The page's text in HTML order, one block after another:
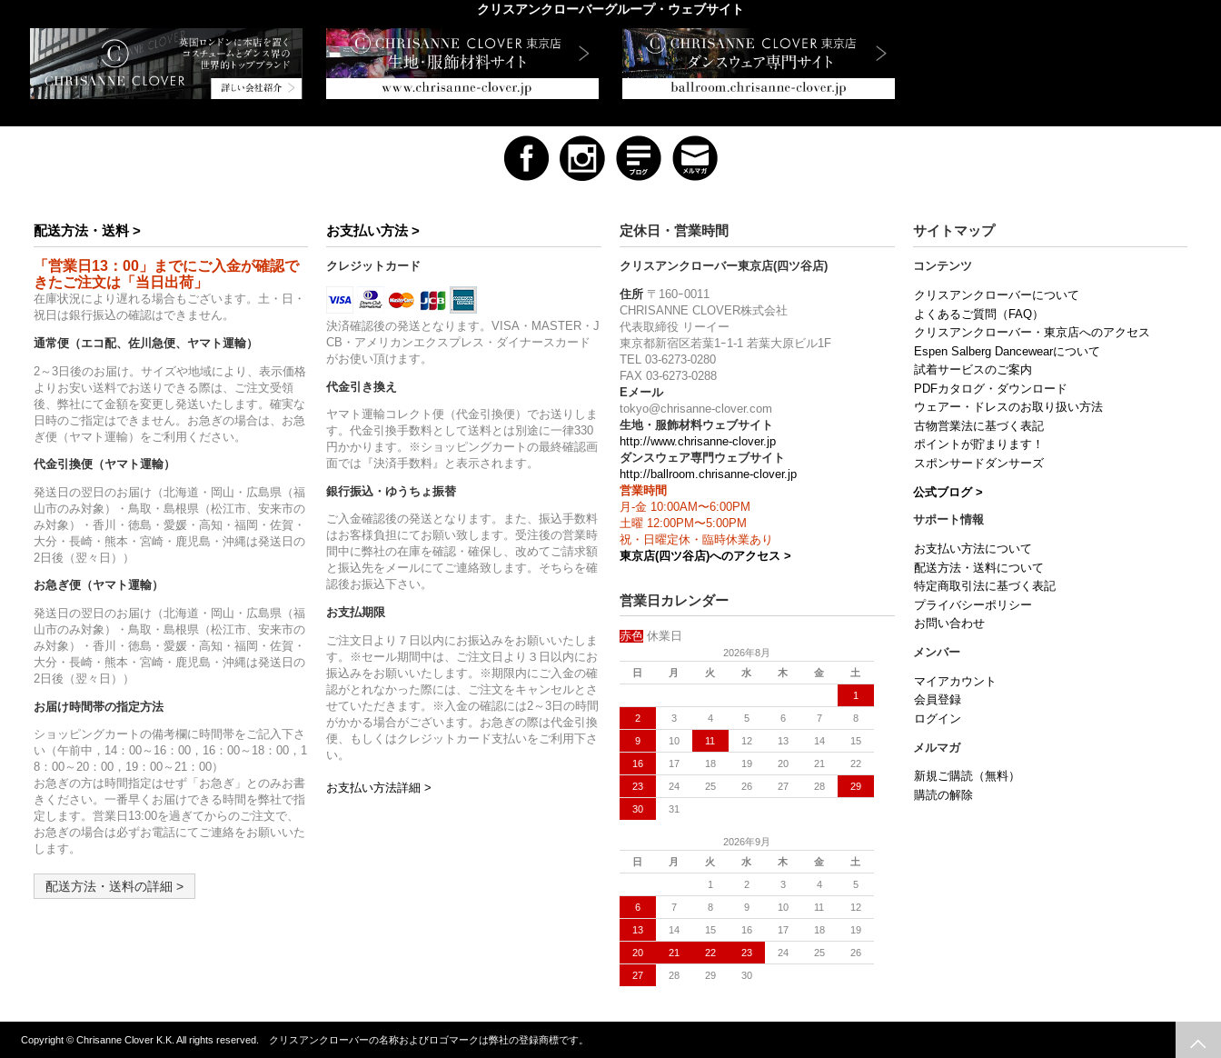
クリスアンクローバーグループ・ウェブサイト
配送方法・送料 >
「営業日13：00」までにご入金が確認で
きたご注文は「当日出荷」
在庫状況により遅れる場合もございます。土・日・
祝日は銀行振込の確認はできません。
通常便（エコ配、佐川急便、ヤマト運輸）
2～3日後のお届け。サイズや地域により、表示価格
よりお安い送料でお送りできる際は、ご注文受領
後、弊社にて金額を変更し発送いたします。確実な
日時のご指定はできません。お急ぎの場合は、お急
ぎ便（ヤマト運輸）をご利用ください。
代金引換便（ヤマト運輸）
発送日の翌日のお届け（北海道・岡山・広島県（福
山市のみ対象）・鳥取・島根県（松江市、安来市の
み対象）・香川・徳島・愛媛・高知・福岡・佐賀・
大分・長崎・熊本・宮崎・鹿児島・沖縄は発送日の
2日後（翌々日））
お急ぎ便（ヤマト運輸）
発送日の翌日のお届け（北海道・岡山・広島県（福
山市のみ対象）・鳥取・島根県（松江市、安来市の
み対象）・香川・徳島・愛媛・高知・福岡・佐賀・
大分・長崎・熊本・宮崎・鹿児島・沖縄は発送日の
2日後（翌々日））
お届け時間帯の指定方法
ショッピングカートの備考欄に時間帯をご記入下さ
い（午前中，14：00～16：00，16：00～18：00，1
8：00～20：00，19：00～21：00）
お急ぎの方は時間指定はせず「お急ぎ」とのみお書
きください。一番早くお届けできる時間を弊社で指
定します。営業日13:00を過ぎてからのご注文で、
お急ぎの場合は必ずお電話にてご連絡をお願いいた
します。
配送方法・送料の詳細 >
お支払い方法 >
クレジットカード
決済確認後の発送となります。VISA・MASTER・J
CB・アメリカンエクスプレス・ダイナースカード
がお使い頂けます。
代金引き換え
ヤマト運輸コレクト便（代金引換便）でお送りしま
す。代金引換手数料として送料とは別途に一律330
円かかります。※ショッピングカートの最終確認画
面では『決済手数料』と表示されます。
銀行振込・ゆうちょ振替
ご入金確認後の発送となります。また、振込手数料
はお客様負担にてお願い致します。受注後の営業時
間中に弊社の在庫を確認・確保し、改めてご請求額
と振込先をメールにてご連絡致します。そちらを確
認後お振込下さい。
お支払期限
ご注文日より７日以内にお振込みをお願いいたしま
す。※セール期間中は、ご注文日より３日以内にお
振込みをお願いいたします。※期限内にご入金の確
認がとれなかった際には、ご注文をキャンセルとさ
せていただきます。※入金の確認には2～3日の時間
がかかる場合がございます。お急ぎの際は代金引換
便、もしくはクレジットカード支払いをご利用下さ
い。
お支払い方法詳細 >
定休日・営業時間
クリスアンクローバー東京店(四ツ谷店)
住所〒160ｰ0011
CHRISANNE CLOVER株式会社
代表取締役 リーイー
東京都新宿区若葉1ｰ1-1 若葉大原ビル1F
TEL 03-6273-0280
FAX 03-6273-0288
Eメール
tokyo@chrisanne-clover.com
生地・服飾材料ウェブサイト
http://www.chrisanne-clover.jp
ダンスウェア専門ウェブサイト
http://ballroom.chrisanne-clover.jp
営業時間
月-金 10:00AM〜6:00PM
土曜 12:00PM〜5:00PM
祝・日曜定休・臨時休業あり
東京店(四ツ谷店)へのアクセス >
営業日カレンダー
赤色休業日
2026年8月
日
月 火 水 木 金 土
1
2 3 4 5 6 7 8
9 10 11 12 13 14 15
16 17 18 19 20 21 22
23 24 25 26 27 28 29
30 31
2026年9月
日
月 火 水 木 金 土
1 2 3 4 5
6 7 8 9 10 11 12
13 14 15 16 17 18 19
20 21 22 23 24 25 26
27 28 29 30
サイトマップ
コンテンツ
クリスアンクローバーについて
よくあるご質問（FAQ）
クリスアンクローバー・東京店へのアクセス
Espen Salberg Dancewearについて
試着サービスのご案内
PDFカタログ・ダウンロード
ウェアー・ドレスのお取り扱い方法
古物営業法に基づく表記
ポイントが貯まります！
スポンサードダンサーズ
公式ブログ >
サポート情報
お支払い方法について
配送方法・送料について
特定商取引法に基づく表記
プライバシーポリシー
お問い合わせ
メンバー
マイアカウント
会員登録
ログイン
メルマガ
新規ご購読（無料）
購読の解除
Copyright © Chrisanne Clover K.K. All rights reserved. クリスアンクローバーの名称およびロゴマークは弊社の登録商標です。